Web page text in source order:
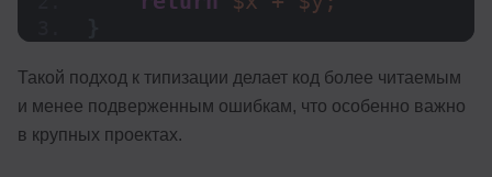
Такой подход к типизации делает код более читаемым
и менее подверженным ошибкам, что особенно важно
в крупных проектах.